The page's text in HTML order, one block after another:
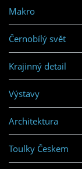
Makro
Černobílý svět
Krajinný detail
Výstavy
Architektura
Toulky Českem